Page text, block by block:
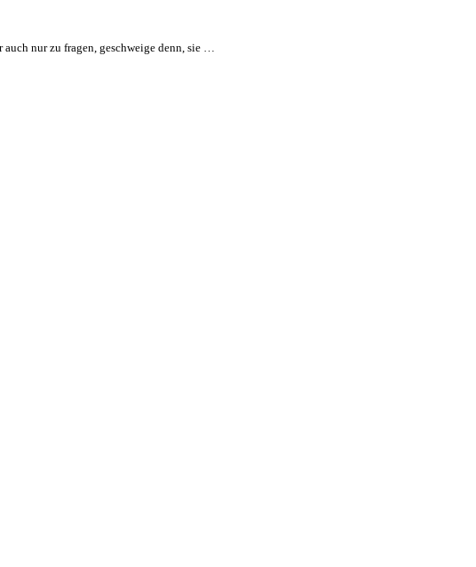
nur zu fragen, geschweige denn, sie …